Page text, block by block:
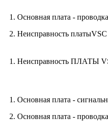
1. Основная плата -
2. Неисправность платыVSC
1. Неисправность ПЛАТЫ
1. Основная плата -
2. Основная плата -